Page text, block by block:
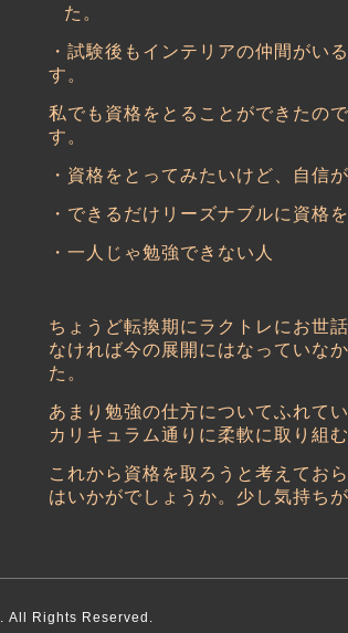
た。
・試験後もインテリアの仲間がい
す。
私でも資格をとることができたの
す。
・資格をとってみたいけど、自信が
・できるだけリーズナブルに資格
・一人じゃ勉強できない人
ちょうど転換期にラクトレにお世
なければ今の展開にはなっていな
た。
あまり勉強の仕方についてふれて
カリキュラム通りに柔軟に取り組
これから資格を取ろうと考えてお
はいかがでしょうか。少し気持ち
. All Rights Reserved.